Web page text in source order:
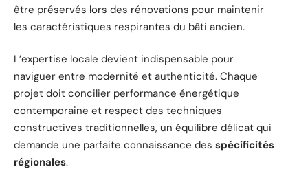
être préservés lors des rénovations pour maintenir
les caractéristiques respirantes du bâti ancien.
L’expertise locale devient indispensable pour
naviguer entre modernité et authenticité. Chaque
projet doit concilier performance énergétique
contemporaine et respect des techniques
constructives traditionnelles, un équilibre délicat qui
demande une parfaite connaissance des spécificités
régionales.